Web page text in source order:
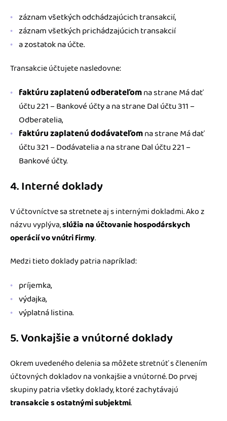
záznam všetkých odchádzajúcich transakcií,
záznam všetkých prichádzajúcich transakcií
a zostatok na účte.
Transakcie účtujete nasledovne:
faktúru zaplatenú odberateľomna strane Má dať
účtu 221 – Bankové účty a na strane Dal účtu 311 –
Odberatelia,
faktúru zaplatenú dodávateľomna strane Má dať
účtu 321 – Dodávatelia a na strane Dal účtu 221 –
Bankové účty.
4. Interné doklady
V účtovníctve sa stretnete aj s internými dokladmi. Ako z
názvu vyplýva,slúžia na účtovanie hospodárskych
operácií vo vnútri firmy.
Medzi tieto doklady patria napríklad:
príjemka,
výdajka,
výplatná listina.
5. Vonkajšie a vnútorné doklady
Okrem uvedeného delenia sa môžete stretnúť s členením
účtovných dokladov na vonkajšie a vnútorné. Do prvej
skupiny patria všetky doklady, ktoré zachytávajú
transakcie s ostatnými subjektmi.